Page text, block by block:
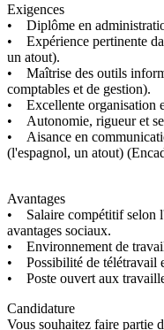
Exigences
• Diplôme en
• Expérience pertinente
un atout).
• Maîtrise des outils
comptables et de gestion).
• Excellente organisation
• Autonomie, rigueur et
• Aisance en
(l'espagnol, un atout)
Avantages
• Salaire compétitif selon
avantages sociaux.
• Environnement de
• Possibilité de télétravail
• Poste ouvert aux
Candidature
Vous souhaitez faire partie